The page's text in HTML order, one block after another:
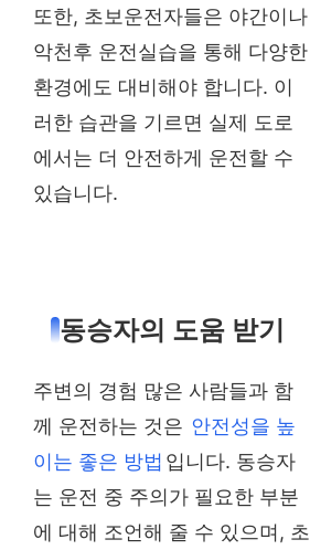
또한, 초보운전자들은 야간이나
악천후 운전실습을 통해 다양한
환경에도 대비해야 합니다. 이
러한 습관을 기르면 실제 도로
에서는 더 안전하게 운전할 수
있습니다.
동승자의 도움 받기
주변의 경험 많은 사람들과 함
께 운전하는 것은 안전성을 높
이는 좋은 방법 입니다. 동승자
는 운전 중 주의가 필요한 부분
에 대해 조언해 줄 수 있으며, 초